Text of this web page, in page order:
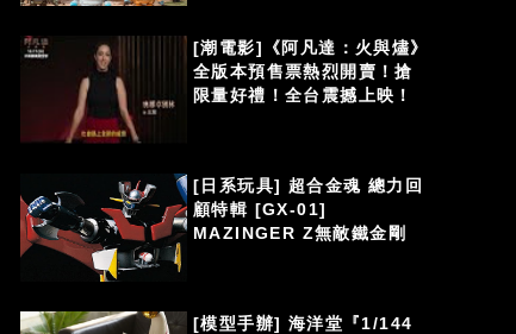
[潮電影]《阿凡達：火與燼》
全版本預售票熱烈開賣！搶
限量好禮！全台震撼上映！
[日系玩具] 超合金魂 總力回
顧特輯 [GX-01]
MAZINGER Z無敵鐵金剛
[模型手辦] 海洋堂『1/144